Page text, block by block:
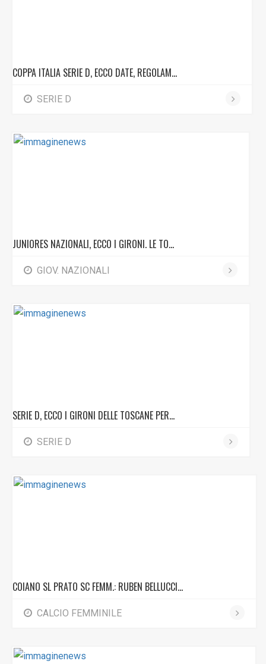
COPPA ITALIA SERIE D, ECCO DATE, REGOLAM...
SERIE D
JUNIORES NAZIONALI, ECCO I GIRONI. LE TO...
GIOV. NAZIONALI
SERIE D, ECCO I GIRONI DELLE TOSCANE PER...
SERIE D
COIANO SL PRATO SC FEMM.: RUBEN BELLUCCI...
CALCIO FEMMINILE